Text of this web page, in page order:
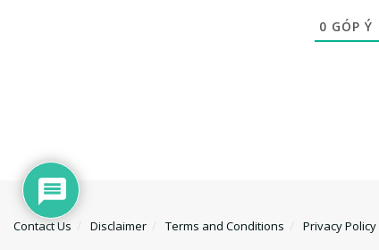
0 GÓP Ý
Contact Us Disclaimer Terms and Conditions Privacy Policy